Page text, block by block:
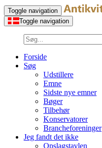
Toggle navigation
Toggle navigation
Forside
Søg
Udstillere
Emne
Sidste nye emner
Bøger
Tilbehør
Konservatorer
Brancheforeninger
Jeg fandt det ikke
Opslagstavlen